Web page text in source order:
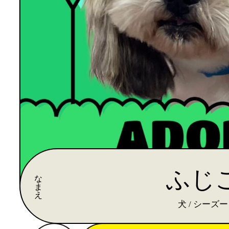
な
ま
え
ふじ
犬 / シーズー